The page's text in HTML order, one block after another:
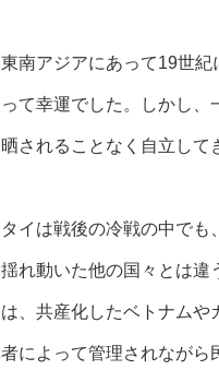
南アジアにあって19世
て幸運でした。しかし
されることなく自立して
イは戦後の冷戦の中で
れ動いた他の国々とは違
、共産化したベトナム
によって管理されなが